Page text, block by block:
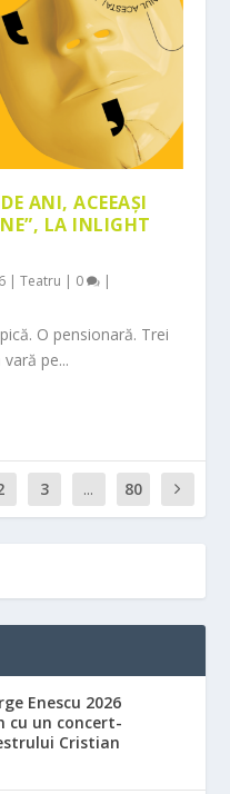
ANI, ACEEAȘI
LA INLIGHT
|Teatru | 0 |
O pensionară. Trei
pe...
3 ... 80
Enescu 2026
cu un concert-
Cristian